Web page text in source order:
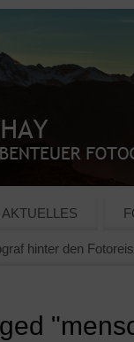
AKTUELLES
hinter den